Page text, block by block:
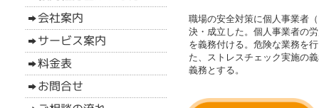
職場の安全対策に個人事業者
決・成立した。個人事業者の
を義務付ける。危険な業務を
た、ストレスチェック実施の
義務とする。